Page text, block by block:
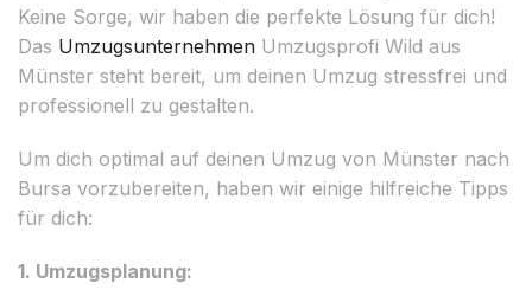
Keine Sorge, wir haben die perfekte Lösung für dich!
Das Umzugsunternehmen Umzugsprofi Wild aus
Münster steht bereit, um deinen Umzug stressfrei und
professionell zu gestalten.
Um dich optimal auf deinen Umzug von Münster nach
Bursa vorzubereiten, haben wir einige hilfreiche Tipps
für dich:
1. Umzugsplanung: